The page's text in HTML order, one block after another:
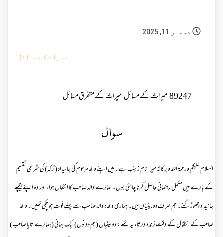
دسمبر 11, 2025
میراث کے مسائل
89247میراث کے مسائلمیراث کے متفرق مسائل
سوال
السلام علیکم ورحمۃ اللہ وبرکاتہ میرا نام زینب ہے۔ میں اپنے والدِ مرحوم کی جائیداد (ترکہ) کی شرعی تقسیم
کے بارے میں مکمل رہنمائی حاصل کرنا چاہتی ہوں۔ ہمارے والد صاحب کا انتقال ہوا، اور وہ اپنے پیچھے
جائیداد چھوڑ گئے۔ ہم صرف دو بیٹیاں ہیں۔ ہماری والدہ والد صاحب سے پہلے فوت ہو چکی تھیں۔ والد
صاحب کے انتقال کے وقت زندہ ورثاء یہ تھے: دو بیٹیاں (ہم دونوں) ایک بھائی (ہمارے تایا صاحب)